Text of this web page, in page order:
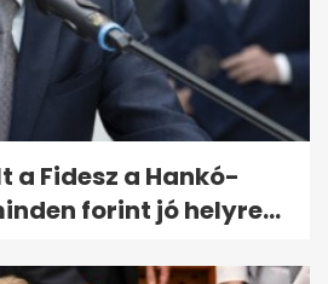
a Fidesz a Hankó-
forint jó helyre...